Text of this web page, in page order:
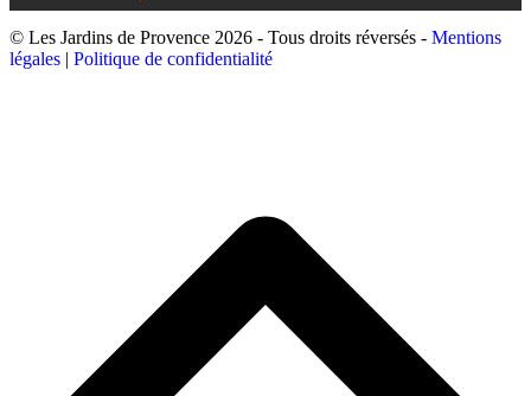
© Les Jardins de Provence 2026 - Tous droits réversés - Mentions
légales | Politique de confidentialité